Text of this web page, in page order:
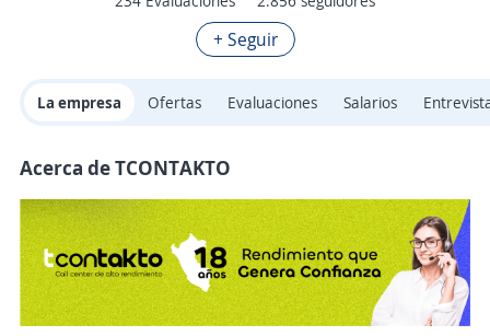
+ Seguir
La empresa Ofertas Evaluaciones Salarios
Acerca de TCONTAKTO